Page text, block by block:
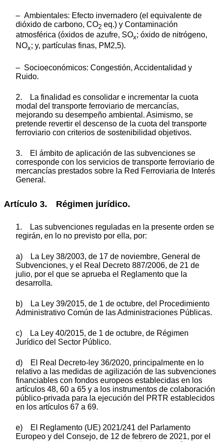
– Ambientales: Efecto invernadero (el equivalente de
dióxido de carbono, CO2 eq.) y Contaminación
atmosférica (óxidos de azufre, SOx; óxido de nitrógeno,
NOx; y, partículas finas, PM2,5).
– Socioeconómicos: Congestión, Accidentalidad y
Ruido.
2. La finalidad es consolidar e incrementar la cuota
modal del transporte ferroviario de mercancías,
mejorando su desempeño ambiental. Asimismo, se
pretende revertir el descenso de la cuota del transporte
ferroviario con criterios de sostenibilidad objetivos.
3. El ámbito de aplicación de las subvenciones se
corresponde con los servicios de transporte ferroviario de
mercancías prestados sobre la Red Ferroviaria de Interés
General.
Artículo 3. Régimen jurídico.
1. Las subvenciones reguladas en la presente orden se
regirán, en lo no previsto por ella, por:
a) La Ley 38/2003, de 17 de noviembre, General de
Subvenciones, y el Real Decreto 887/2006, de 21 de
julio, por el que se aprueba el Reglamento que la
desarrolla.
b) La Ley 39/2015, de 1 de octubre, del Procedimiento
Administrativo Común de las Administraciones Públicas.
c) La Ley 40/2015, de 1 de octubre, de Régimen
Jurídico del Sector Público.
d) El Real Decreto-ley 36/2020, principalmente en lo
relativo a las medidas de agilización de las subvenciones
financiables con fondos europeos establecidas en los
artículos 48, 60 a 65 y a los instrumentos de colaboración
públ ico-privada para la ejecución del PRTR establecidos
en los artículos 67 a 69.
e) El Reglamento (UE) 2021/241 del Parlamento
Europeo y del Consejo, de 12 de febrero de 2021, por el